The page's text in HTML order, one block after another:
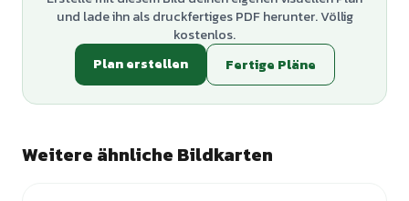
und lade ihn als druckfertiges PDF herunter. Völlig
kostenlos.
Plan erstellen
Fertige Pläne
Weitere ähnliche Bildkarten